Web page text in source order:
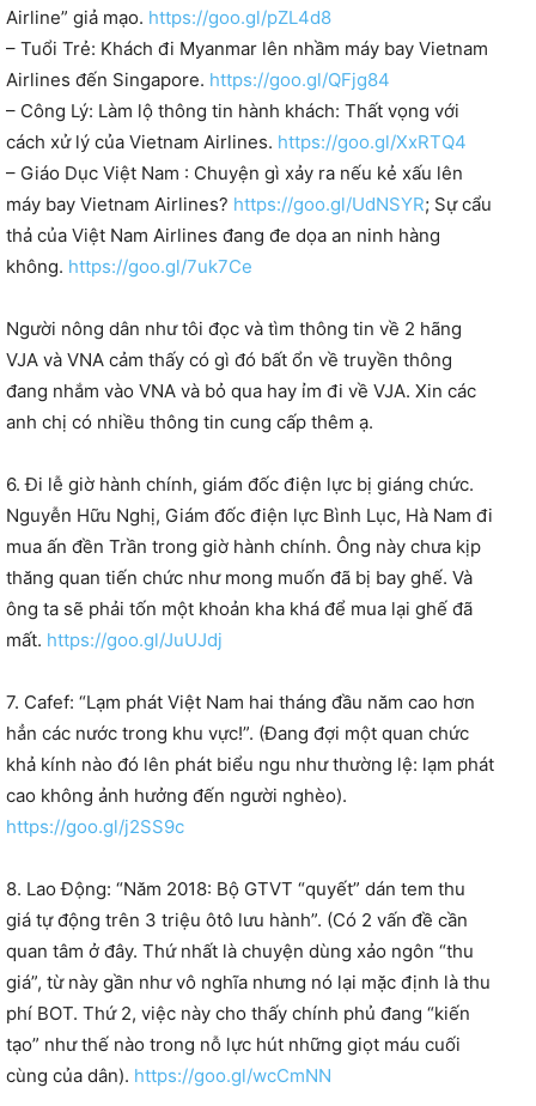
Airline” giả mạo. https://goo.gl/pZL4d8
– Tuổi Trẻ: Khách đi Myanmar lên nhầm máy bay Vietnam
Airlines đến Singapore. https://goo.gl/QFjg84
– Công Lý: Làm lộ thông tin hành khách: Thất vọng với
cách xử lý của Vietnam Airlines. https://goo.gl/XxRTQ4
– Giáo Dục Việt Nam : Chuyện gì xảy ra nếu kẻ xấu lên
máy bay Vietnam Airlines? https://goo.gl/UdNSYR; Sự cẩu
thả của Việt Nam Airlines đang đe dọa an ninh hàng
không. https://goo.gl/7uk7Ce
Người nông dân như tôi đọc và tìm thông tin về 2 hãng
VJA và VNA cảm thấy có gì đó bất ổn về truyền thông
đang nhắm vào VNA và bỏ qua hay ỉm đi về VJA. Xin các
anh chị có nhiều thông tin cung cấp thêm ạ.
6. Đi lễ giờ hành chính, giám đốc điện lực bị giáng chức.
Nguyễn Hữu Nghị, Giám đốc điện lực Bình Lục, Hà Nam đi
mua ấn đền Trần trong giờ hành chính. Ông này chưa kịp
thăng quan tiến chức như mong muốn đã bị bay ghế. Và
ông ta sẽ phải tốn một khoản kha khá để mua lại ghế đã
mất. https://goo.gl/JuUJdj
7. Cafef: “Lạm phát Việt Nam hai tháng đầu năm cao hơn
hẳn các nước trong khu vực!”. (Đang đợi một quan chức
khả kính nào đó lên phát biểu ngu như thường lệ: lạm phát
cao không ảnh hưởng đến người nghèo).
https://goo.gl/j2SS9c
8. Lao Động: “Năm 2018: Bộ GTVT “quyết” dán tem thu
giá tự động trên 3 triệu ôtô lưu hành”. (Có 2 vấn đề cần
quan tâm ở đây. Thứ nhất là chuyện dùng xảo ngôn “thu
giá”, từ này gần như vô nghĩa nhưng nó lại mặc định là thu
phí BOT. Thứ 2, việc này cho thấy chính phủ đang “kiến
tạo” như thế nào trong nỗ lực hút những giọt máu cuối
cùng của dân). https://goo.gl/wcCmNN